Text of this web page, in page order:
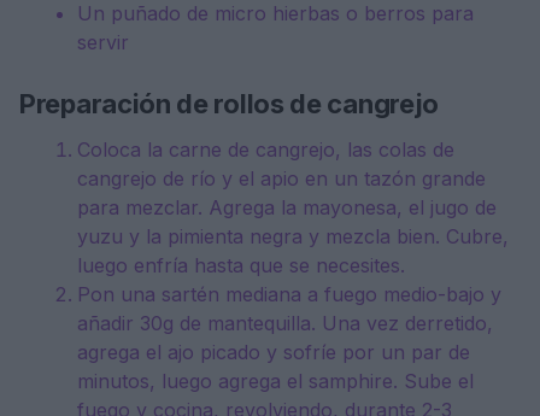
Un puñado de micro hierbas o berros para
servir
Preparación de rollos de cangrejo
Coloca la carne de cangrejo, las colas de
cangrejo de río y el apio en un tazón grande
para mezclar. Agrega la mayonesa, el jugo de
yuzu y la pimienta negra y mezcla bien. Cubre,
luego enfría hasta que se necesites.
Pon una sartén mediana a fuego medio-bajo y
añadir 30g de mantequilla. Una vez derretido,
agrega el ajo picado y sofríe por un par de
minutos, luego agrega el samphire. Sube el
fuego y cocina, revolviendo, durante 2-3